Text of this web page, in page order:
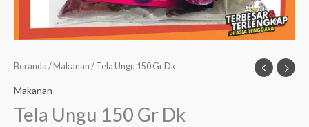
Beranda / Makanan / Tela Ungu 150 Gr Dk
Makanan
Tela Ungu 150 Gr Dk